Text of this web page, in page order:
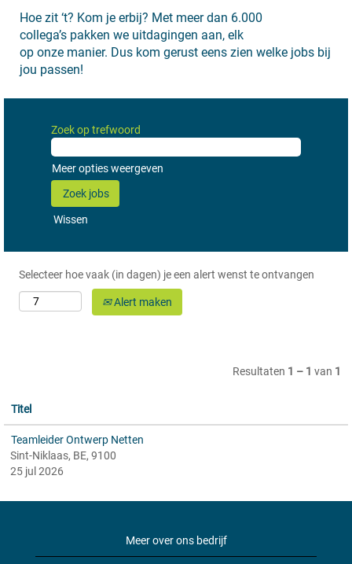
Hoe zit ‘t? Kom je erbij? Met meer dan 6.000
collega’s pakken we uitdagingen aan, elk
op onze manier. Dus kom gerust eens zien welke jobs bij
jou passen!
Zoek op trefwoord
Meer opties weergeven
Wissen
Selecteer hoe vaak (in dagen) je een alert wenst te ontvangen
Alert maken
Resultaten 1 – 1 van 1
Titel
Teamleider Ontwerp Netten
Sint-Niklaas, BE, 9100
25 jul 2026
Meer over ons bedrijf